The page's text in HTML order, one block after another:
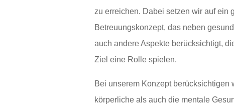
zu erreichen. Dabei setzen wir auf ein
Betreuungskonzept, das neben
auch andere Aspekte berücksichtigt,
Ziel eine Rolle spielen.
Bei unserem Konzept berücksichtigen
körperliche als auch die mentale